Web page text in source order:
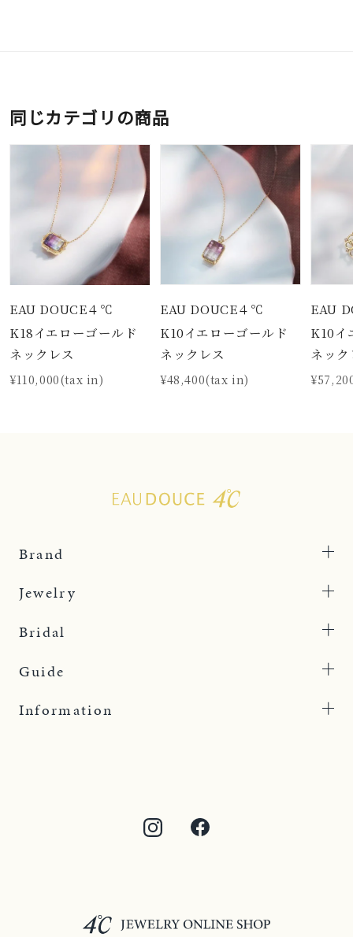
同じカテゴリの商品
EAU DOUCE４℃
K18イエローゴールド
ネックレス
¥110,000(tax in)
EAU DOUCE４℃
K10イエローゴールド
ネックレス
¥48,400(tax in)
EAU
K10イ
ネッ
Brand
Jewelry
Bridal
Guide
Information